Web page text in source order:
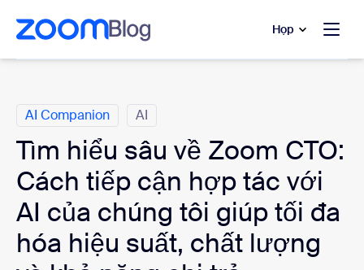
đến nội dung chính
trò chuyện trợ giúp
Họp
AI Companion AI
Tìm hiểu sâu về Zoom CTO:
Cách tiếp cận hợp tác với
AI của chúng tôi giúp tối đa
hóa hiệu suất, chất lượng